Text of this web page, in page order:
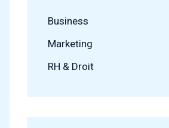
Business
Marketing
RH & Droit